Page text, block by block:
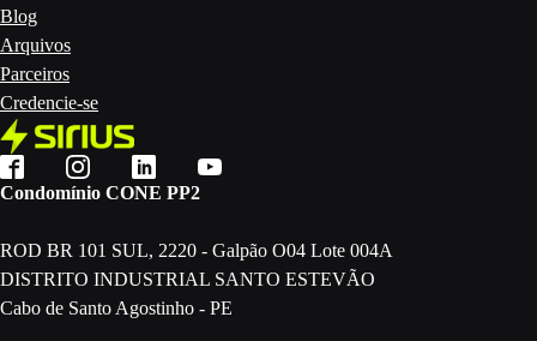
Condomínio CONE PP2
ROD BR 101 SUL, 2220 - Galpão O04 Lote 004A
DISTRITO INDUSTRIAL SANTO ESTEVÃO
Cabo de Santo Agostinho - PE
Blog
Arquivos
Parceiros
Credencie-se